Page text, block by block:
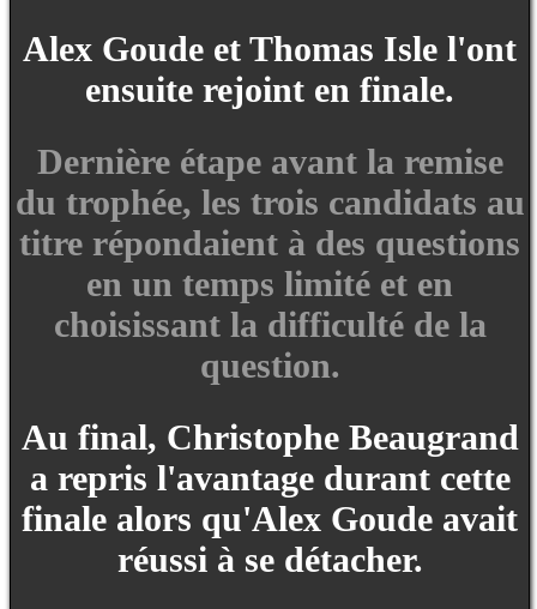
Alex Goude et Thomas Isle l'ont
ensuite rejoint en finale.
Dernière étape avant la remise
du trophée, les trois candidats au
titre répondaient à des questions
en un temps limité et en
choisissant la difficulté de la
question.
Au final, Christophe Beaugrand
a repris l'avantage durant cette
finale alors qu'Alex Goude avait
réussi à se détacher.